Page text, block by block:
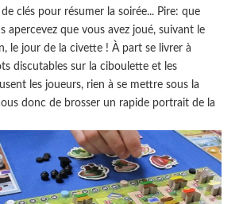
clés pour résumer la soirée... Pire: que
apercevez que vous avez joué, suivant le
le jour de la civette ! À part se livrer à
discutables sur la ciboulette et les
les joueurs, rien à se mettre sous la
donc de brosser un rapide portrait de la